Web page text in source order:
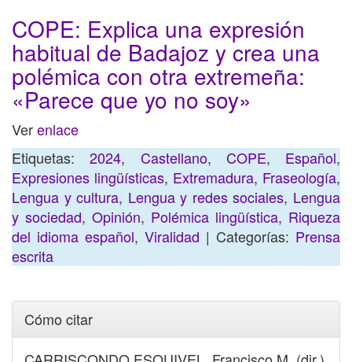
COPE: Explica una expresión
habitual de Badajoz y crea una
polémica con otra extremeña:
«Parece que yo no soy»
Verenlace
Etiquetas:2024, Castellano, COPE, Español,
Expresiones lingüísticas, Extremadura, Fraseología,
Lengua y cultura, Lengua y redes sociales, Lengua
y sociedad, Opinión, Polémica lingüística, Riqueza
del idioma español, Viralidad | Categorías: Prensa
escrita
Cómo citar